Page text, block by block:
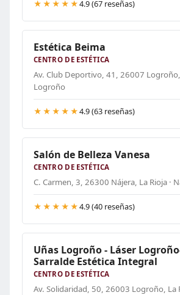
★★★★★4.9 (67 reseñas)
Estética Beima
CENTRO DE ESTÉTICA
Av. Club Deportivo, 41, 26007 Logroño,
Logroño
★★★★★4.9 (63 reseñas)
Salón de Belleza Vanesa
CENTRO DE ESTÉTICA
C. Carmen, 3, 26300 Nájera, La Rioja ·
★★★★★4.9 (40 reseñas)
Uñas Logroño - Láser
Sarralde Estética Integral
CENTRO DE ESTÉTICA
Av. Solidaridad, 50, 26003 Logroño, La